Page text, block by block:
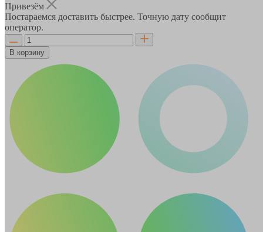
Привезём
Постараемся доставить быстрее. Точную дату сообщит
оператор.
В корзину